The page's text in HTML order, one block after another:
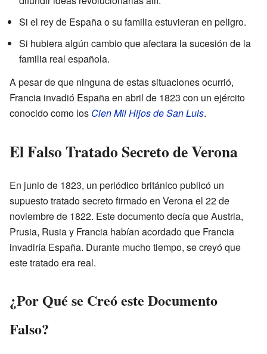
Si el rey de España o su familia estuvieran en peligro.
Si hubiera algún cambio que afectara la sucesión de la
familia real española.
A pesar de que ninguna de estas situaciones ocurrió,
Francia invadió España en abril de 1823 con un ejército
conocido como los Cien Mil Hijos de San Luis.
El Falso Tratado Secreto de Verona
En junio de 1823, un periódico británico publicó un
supuesto tratado secreto firmado en Verona el 22 de
noviembre de 1822. Este documento decía que Austria,
Prusia, Rusia y Francia habían acordado que Francia
invadiría España. Durante mucho tiempo, se creyó que
este tratado era real.
¿Por Qué se Creó este Documento
Falso?